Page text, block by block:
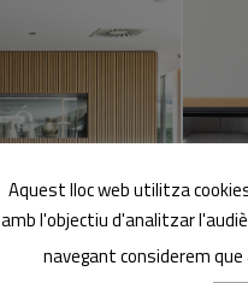
Aquest lloc web utilitza
amb l'objectiu d'analitzar
navegant considerem